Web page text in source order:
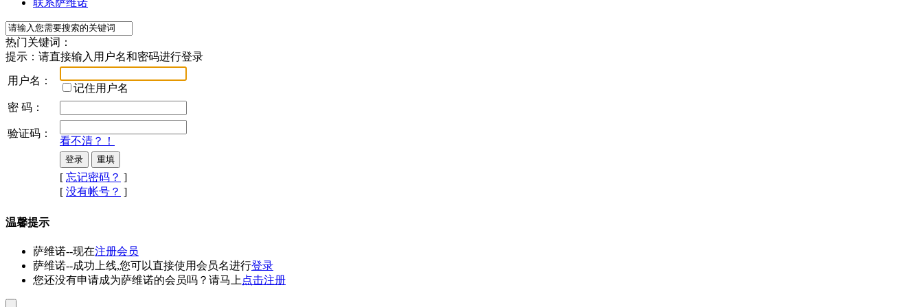
热门关键词：
提示： 请直接输入 用户名和密码进行登录
用户名：
记住用户名
密 码：
验证码：
看不清？！
[ 忘记密码？ ]
[ 没有帐号？ ]
温馨提示
萨维诺--现在注册会员
萨维诺--成功上线,您可以直接使用会员名进行登录
您还没有申请成为萨维诺的会员吗？请马上点击注册